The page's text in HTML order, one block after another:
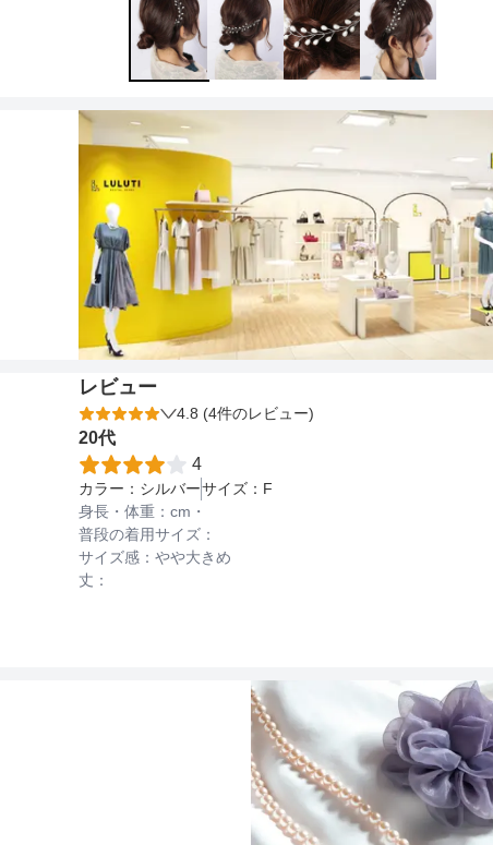
好印象セレモニーコーデ 初めての卒園
式もこれ一着で安心♡
その他
フラット
ヘアーアクセサリー
イヤリング
ベルト
その他
ブレスレット
ブラックフォーマル
小物セット
セレモニースーツ
リクルートスーツ
ブランド
AIMER
CELFORD
FRAY I.D
SNIDEL
kaene
Phase Eight
REWAKES
おすすめ商品
レビュー
4.8 (4件のレビュー)
20代
4
カラー： シルバーサイズ： F
身長・体重： cm・
普段の着用サイズ：
サイズ感： やや大きめ
丈：